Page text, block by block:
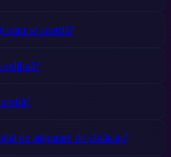
cum se acordă?
odihnă?
de asigurare de sănătate?